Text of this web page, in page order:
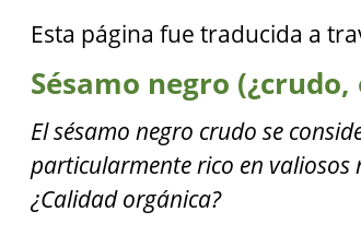
Esta página fue traducida a
Sésamo negro
El sésamo negro crudo se
particularmente rico en valiosos
¿Calidad orgánica?